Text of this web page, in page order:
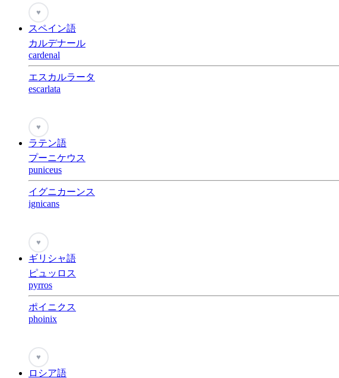
♥
スペイン語
カルデナール
cardenal
エスカルラータ
escarlata
♥
ラテン語
プーニケウス
puniceus
イグニカーンス
ignicans
♥
ギリシャ語
ピュッロス
pyrros
ポイニクス
phoinix
♥
ロシア語